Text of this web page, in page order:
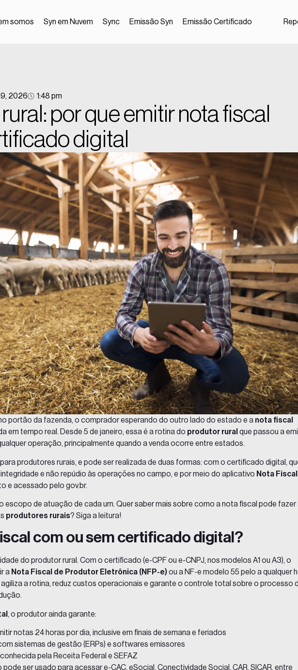
somos Syn em Nuvem Sync Emissão Syn Emissão Certificado
2026 1:48 pm
por que emitir nota fiscal
digital
portão da fazenda, o comprador esperando do outro lado do estado e a nota fiscal
em tempo real. Desde 5 de janeiro, essa é a rotina do produtor rural que passou a
operação, principalmente quando a venda ocorre entre estados.
produtores rurais, e pode ser realizada de duas formas: com o certificado digital,
e não repúdio às operações no campo, e por meio do aplicativo Nota Fiscal
e acessado pelo gov.br.
escopo de atuação de cada um. Quer saber mais sobre como a nota fiscal pode fazer
produtores rurais? Siga a leitura!
com ou sem certificado digital?
do produtor rural. Com o certificado (e-CPF ou e-CNPJ, nos modelos A1 ou A3), o
a Nota Fiscal de Produtor Eletrônica (NFP-e)ou a NF-e modelo 55 pelo a qualquer
agiliza a rotina, reduz custos operacionais e garante o controle total sobre o processo
, o produtor ainda garante:
notas 24 horas por dia, inclusive em finais de semana e feriados
sistemas de gestão (ERPs) e softwares emissores
pela Receita Federal e SEFAZ
ser usado para acessar e-CAC, eSocial, Conectividade Social, CAR, SICAR, entre